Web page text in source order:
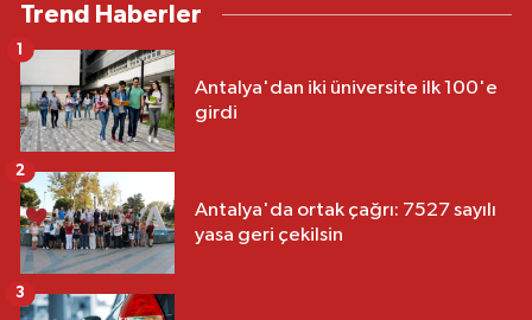
Trend Haberler
Antalya'dan iki üniversite ilk 100'e
girdi
1
Antalya'da ortak çağrı: 7527 sayılı
yasa geri çekilsin
2
3